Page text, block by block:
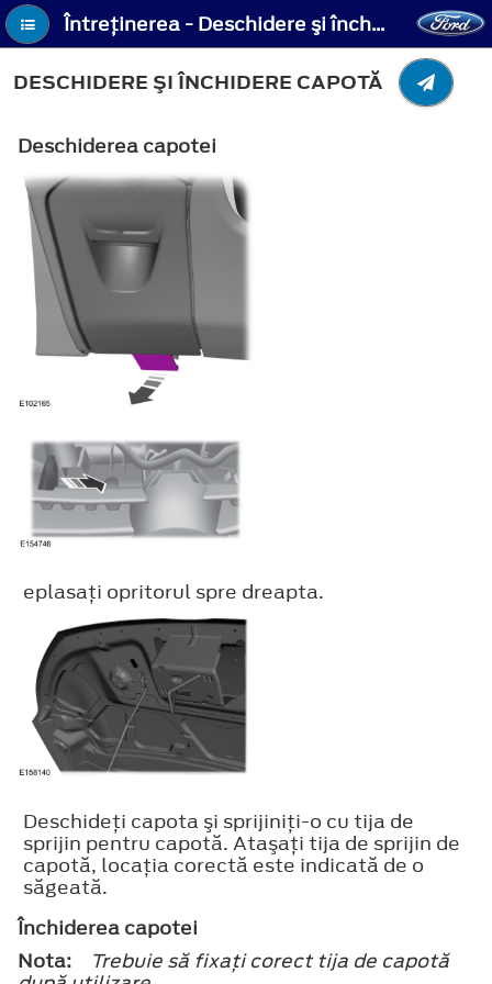
Întreţinerea - Deschidere şi închidere capotă
DESCHIDERE ŞI ÎNCHIDERE CAPOTĂ
Deschiderea capotei
eplasaţi opritorul spre dreapta.
Deschideţi capota şi sprijiniţi-o cu tija de
sprijin pentru capotă. Ataşaţi tija de sprijin de
capotă, locaţia corectă este indicată de o
săgeată.
Închiderea capotei
Nota:
Trebuie să fixaţi corect tija de capotă